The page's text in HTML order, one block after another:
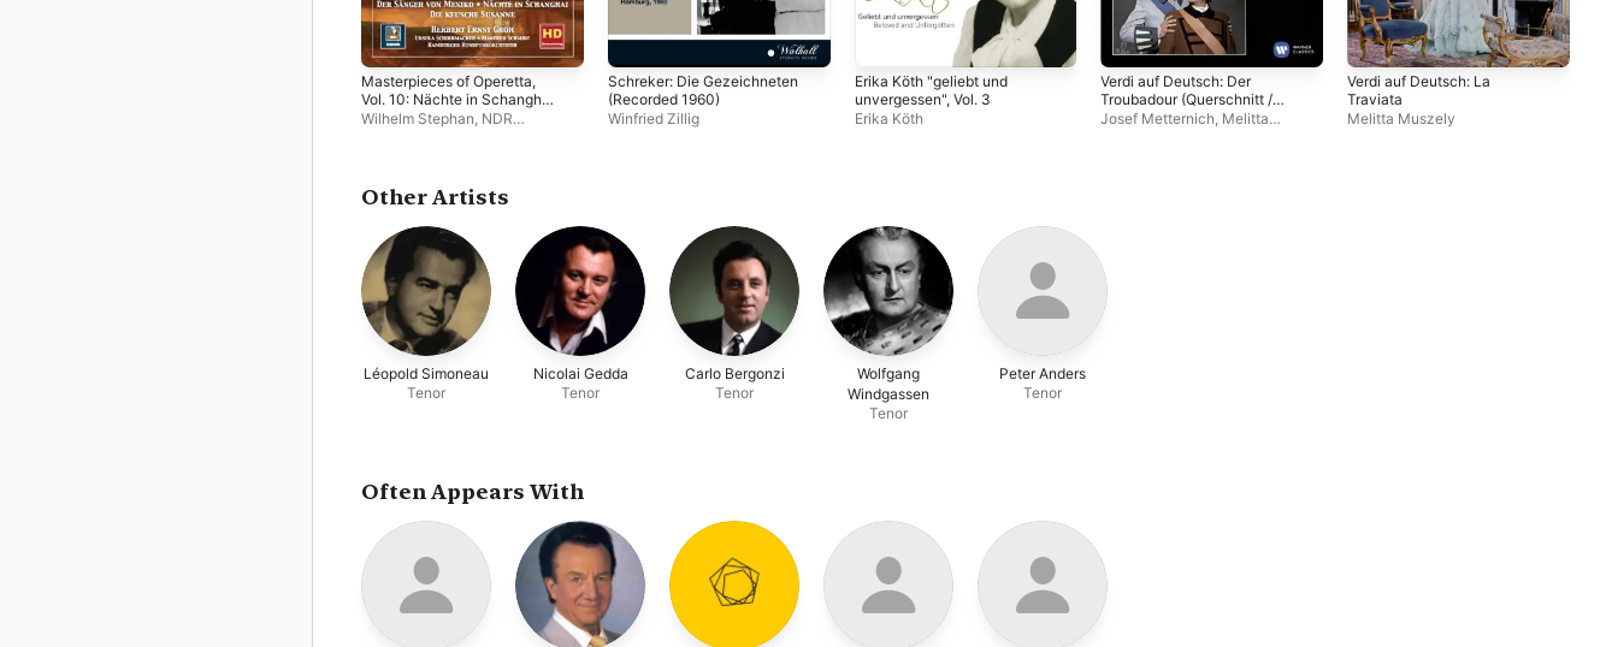
Masterpieces of Operetta,
Vol. 10: Nächte in Schanghai
- Der Sänger von Mexiko -
Wilhelm Stephan NDR
Schreker: Die Gezeichneten
(Recorded 1960)
Winfried Zillig
Erika Köth "geliebt und
unvergessen", Vol. 3
Erika Köth
Verdi auf Deutsch: Der
Troubadour (Querschnitt /
Highlights)
Josef Metternich Melitta
Verdi auf Deutsch: La
Traviata
Melitta Muszely
Other Artists
Léopold Simoneau
Tenor
Nicolai Gedda
Tenor
Carlo Bergonzi
Tenor
Wolfgang
Windgassen
Tenor
Peter Anders
Tenor
Often Appears With